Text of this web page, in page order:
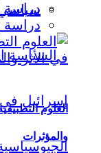
دراسة
دراسة
العلوم
والمؤثرات